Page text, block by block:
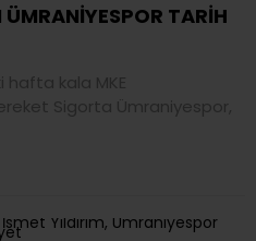
ÜMRANİYESPOR TARİH
hafta kala MKE
Sigorta Ümraniyespor,